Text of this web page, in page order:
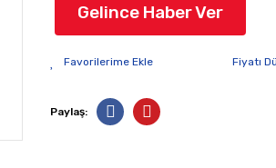
Gelince Haber Ver
Fiyatı
Paylaş: